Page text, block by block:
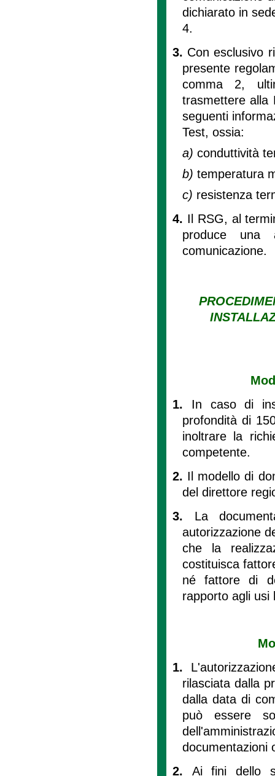
dichiarato in
4.
3. Con esclusivo
presente
comma 2,
trasmettere alla
seguenti
Test, ossia:
a) conduttività
b) temperatura
c) resistenza
4. Il RSG, al
produce una
comunicazione.
1. In caso di
profondità di
inoltrare la
competente.
2. Il modello di
del direttore
3. La
autorizzazione
che la
costituisca
né fattore di
rapporto agli usi
1.
rilasciata dalla
dalla data di
può essere
documentazioni
2. Ai fini dello